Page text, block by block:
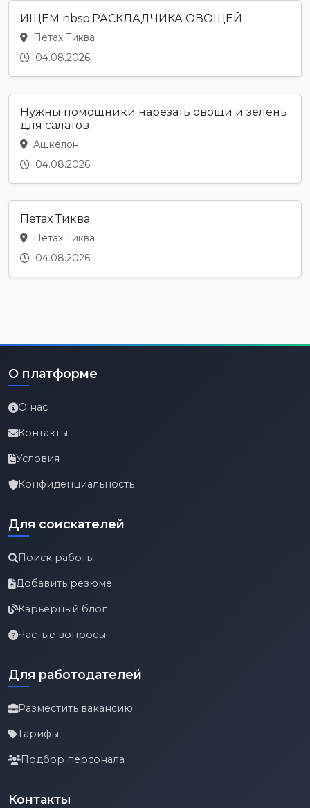
ИЩЕМ nbsp;РАСКЛАДЧИКА ОВОЩЕЙ
Петах Тиква
04.08.2026
Нужны помощники нарезать овощи и зелень
для салатов
Ашкелон
04.08.2026
Петах Тиква
Петах Тиква
04.08.2026
О платформе
О нас
Контакты
Условия
Конфиденциальность
Для соискателей
Поиск работы
Добавить резюме
Карьерный блог
Частые вопросы
Для работодателей
Разместить вакансию
Тарифы
Подбор персонала
Контакты